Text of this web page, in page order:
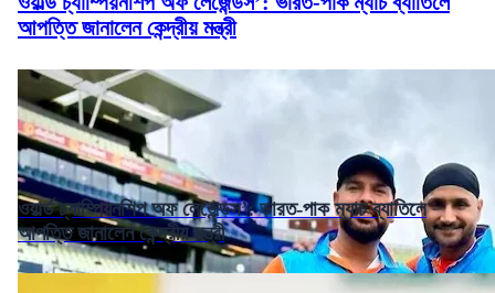
আপত্তি জানালেন কেন্দ্রীয় মন্ত্রী
ওয়ার্ল্ড চ্যাম্পিয়নশিপ অফ লেজেন্ডস’: ভারত-পাক ম্যাচ ব্যাতিলে
আপত্তি জানালেন কেন্দ্রীয় মন্ত্রী